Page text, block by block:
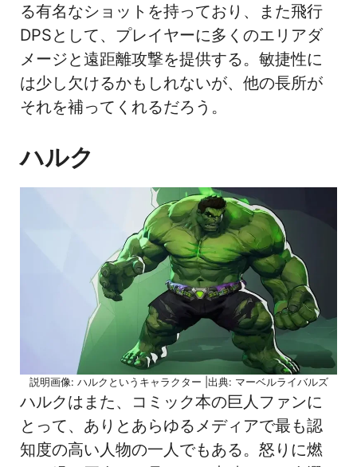
る有名なショットを持っており、また飛行
DPSとして、プレイヤーに多くのエリアダ
メージと遠距離攻撃を提供する。敏捷性に
は少し欠けるかもしれないが、他の長所が
それを補ってくれるだろう。
ハルク
説明画像: ハルクというキャラクター |出典: マーベルライバルズ
ハルクはまた、コミック本の巨人ファンに
とって、ありとあらゆるメディアで最も認
知度の高い人物の一人でもある。怒りに燃